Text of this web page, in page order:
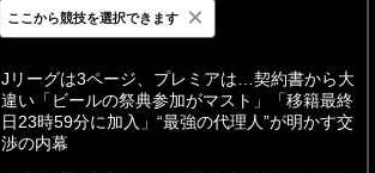
最新 24時間 週間
Jリーグは3ページ、プレミアは…契約書から大
違い「ビールの祭典参加がマスト」「移籍最終
日23時59分に加入」“最強の代理人”が明かす交
渉の内幕
ここから競技を選択できます ×